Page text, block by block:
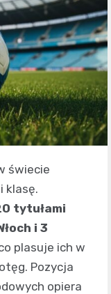
świecie
klasę.
tytułami
i 3
plasuje ich w
Pozycja
opiera